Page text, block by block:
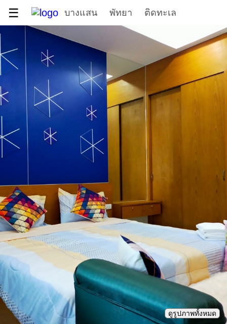
☰ บางแสน พัทยา ติดทะเล
ดูรูปภาพทั้งหมด